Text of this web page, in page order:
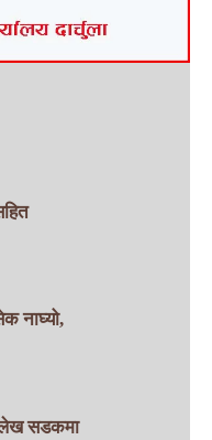
नाघ्यो,
सडकमा